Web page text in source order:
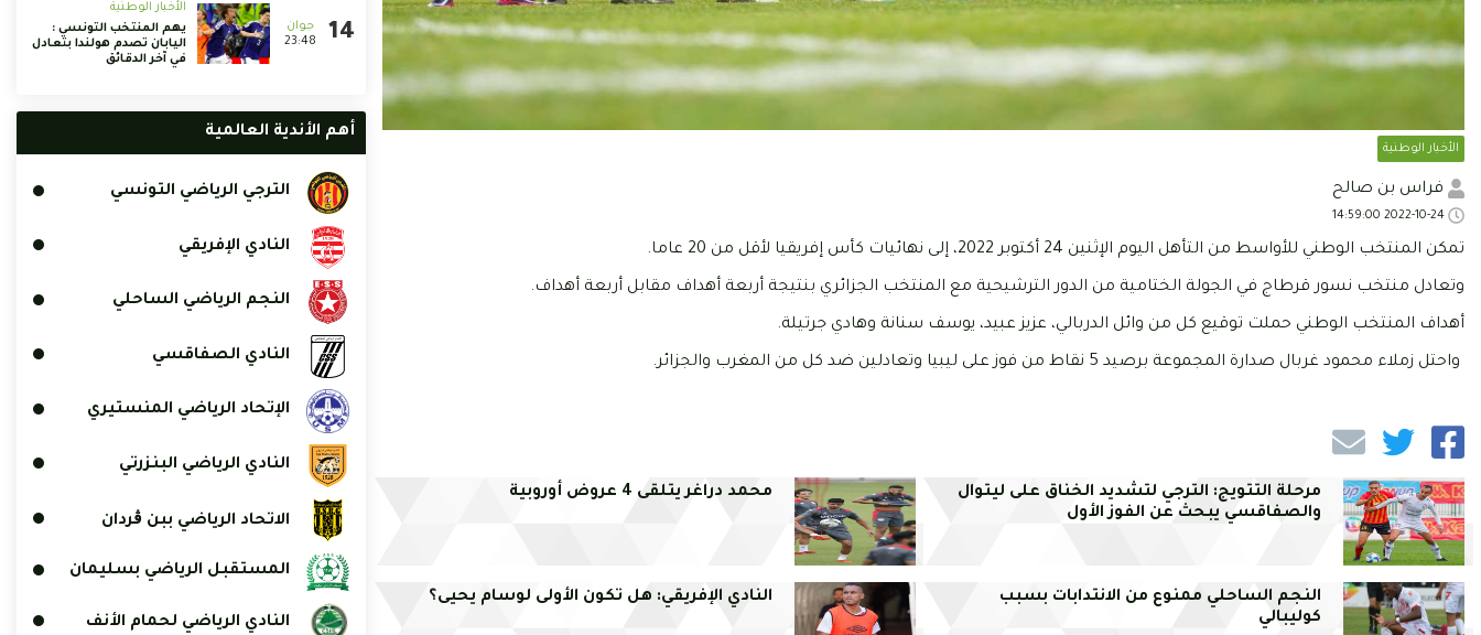
الأخبار الوطنية
فراس بن صالح
تمكن المنتخب الوطني للأواسط من التأهل اليوم الإثنين 24 أكتوبر 2022، إلى نهائيات كأس إفريقيا لأقل من 20 عاما.
وتعادل منتخب نسور قرطاج في الجولة الختامية من الدور الترشيحية مع المنتخب الجزائري بنتيجة أربعة أهداف مقابل أربعة أهداف.
أهداف المنتخب الوطني حملت توقيع كل من وائل الدربالي، عزيز عبيد، يوسف سنانة وهادي جرتيلة.
واحتل زملاء محمود غربال صدارة المجموعة برصيد 5 نقاط من فوز على ليبيا وتعادلين ضد كل من المغرب والجزائر.
مرحلة التتويج: الترجي لتشديد الخناق على ليتوال
والصفاقسي يبحث عن الفوز الأول
محمد دراغر يتلقى 4 عروض أوروبية
النجم الساحلي ممنوع من الانتدابات بسبب
كوليبالي
النادي الإفريقي: هل تكون الأولى لوسام يحيى؟
23:48
الأخبار الوطنية
يهم المنتخب التونسي :
اليابان تصدم هولندا بتعادل
في آخر الدقائق
أهم الأندية العالمية
الترجي الرياضي التونسي
النادي الإفريقي
النجم الرياضي الساحلي
النادي الصفاقسي
الإتحاد الرياضي المنستيري
النادي الرياضي البنزرتي
الاتحاد الرياضي ببن ڨردان
المستقبل الرياضي بسليمان
النادي الرياضي لحمام الأنف